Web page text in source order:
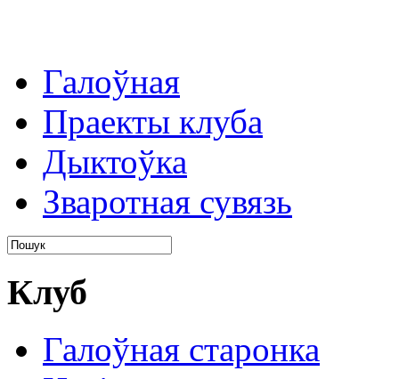
Галоўная
Праекты клуба
Дыктоўка
Зваротная сувязь
Клуб
Галоўная старонка